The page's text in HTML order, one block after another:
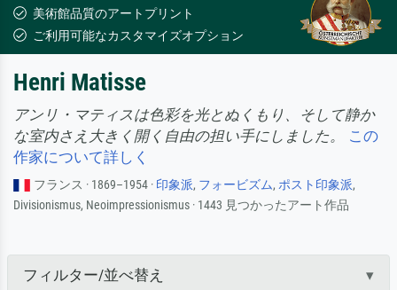
美術館品質のアートプリント
ご利用可能なカスタマイズオプション
Henri Matisse
アンリ・マティスは色彩を光とぬくもり、そして静か
な室内さえ大きく開く自由の担い手にしました。 この
作家について詳しく
フランス · 1869–1954 · 印象派, フォービズム,ポスト印象派,
Divisionismus, Neoimpressionismus · 1443 見つかったアート作品
フィルター/並べ替え